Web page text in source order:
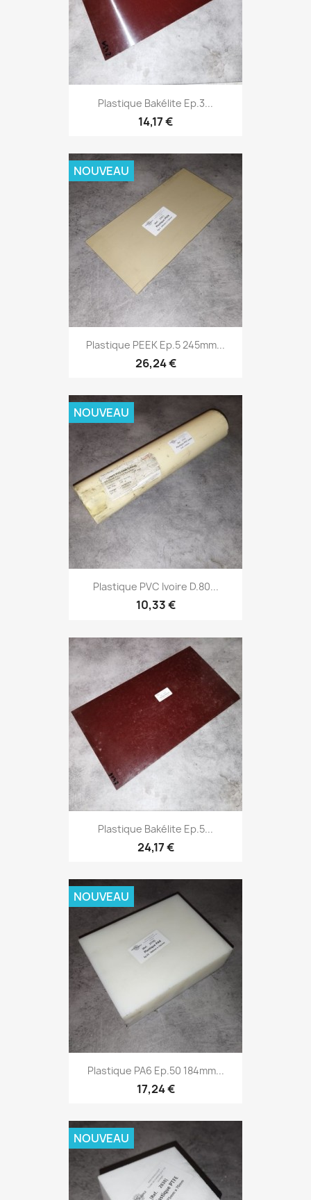
Plastique Bakélite Ep.3...
14,17 €
Plastique PEEK Ep.5 245mm...
26,24 €
NOUVEAU
Plastique PVC Ivoire D.80...
10,33 €
NOUVEAU
Plastique Bakélite Ep.5...
24,17 €
Plastique PA6 Ep.50 184mm...
17,24 €
NOUVEAU
NOUVEAU